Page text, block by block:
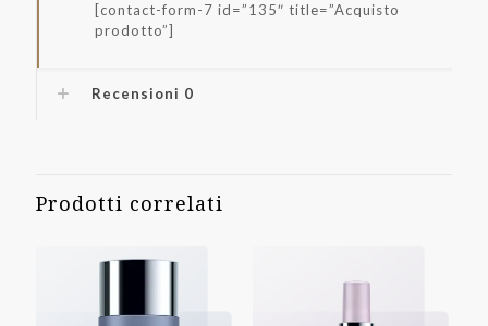
[contact-form-7 id=”135″ title=”Acquisto
prodotto”]
Recensioni 0
Prodotti correlati